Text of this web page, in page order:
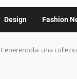
Design Fashion
una